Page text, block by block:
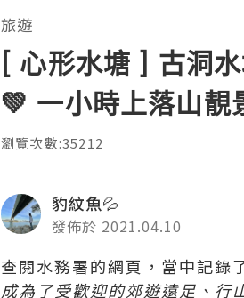
旅遊
[ 心形水塘 ] 古洞
💚 一小時上落山靚
瀏覽次數:35212
豹紋魚💦
發佈於 2021.04.10
查閱水務署的網頁，當中記錄了
成為了受歡迎的郊遊遠足、行